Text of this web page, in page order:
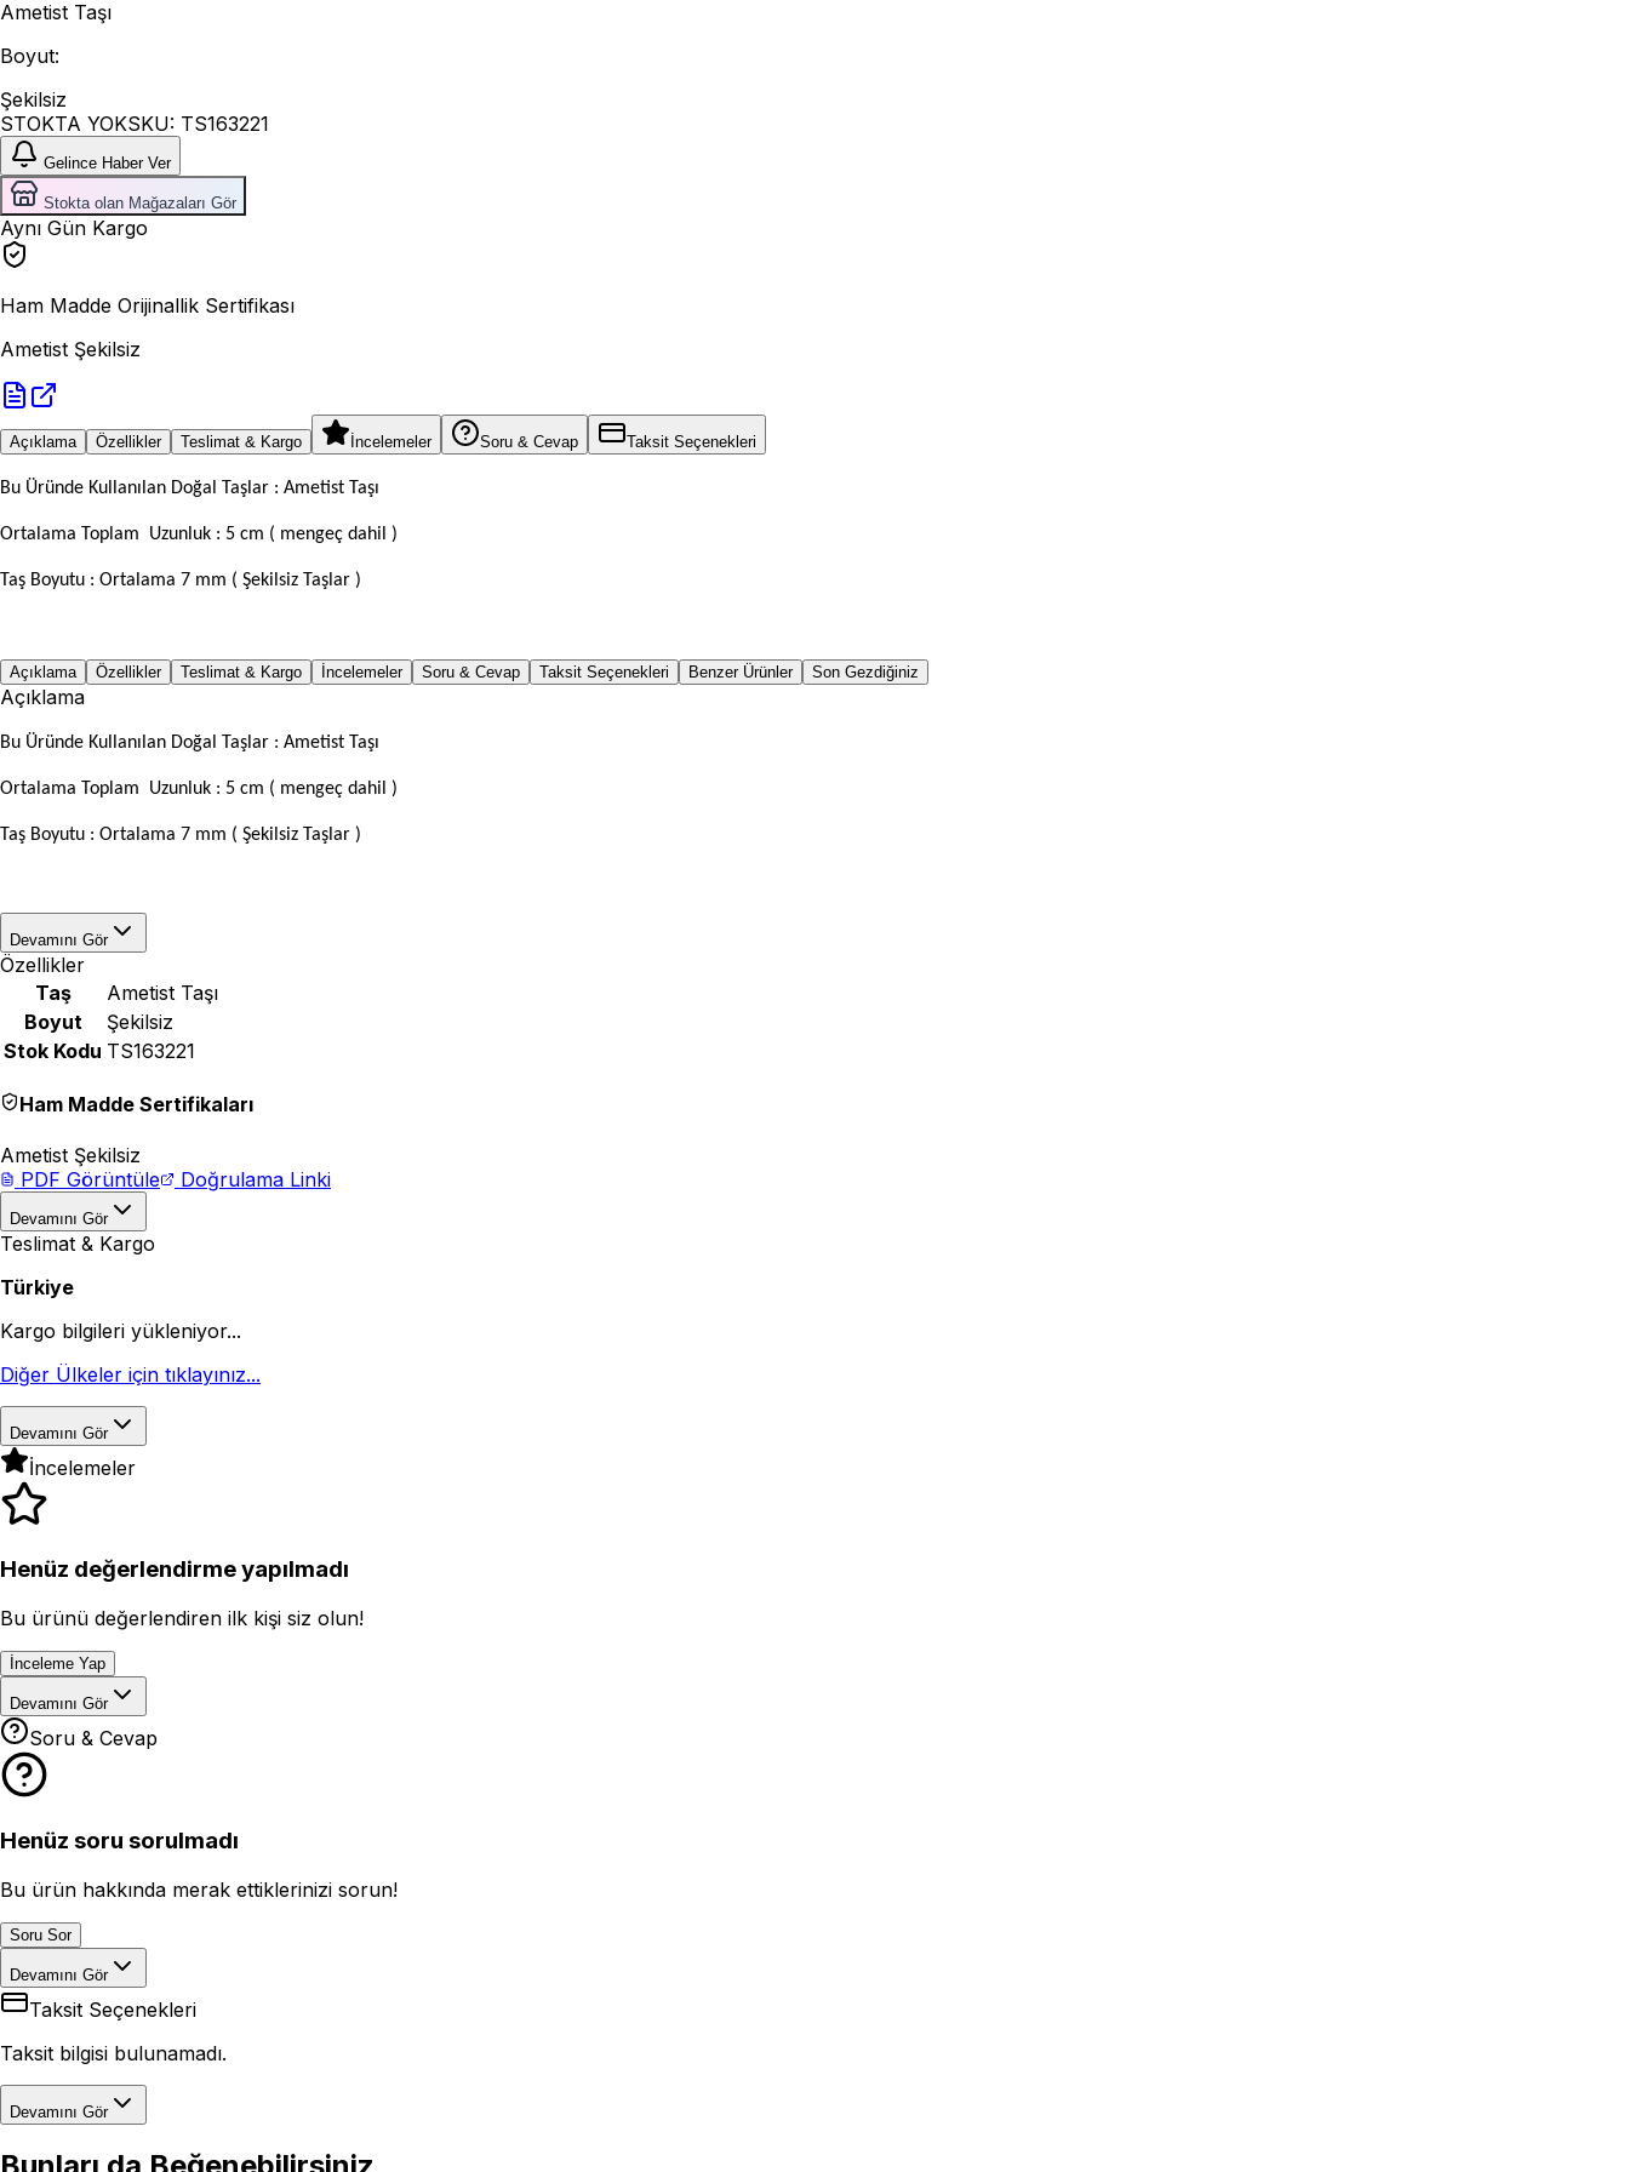
Ametist Taşı
Boyut:
Şekilsiz
STOKTA YOKSKU: TS163221
Gelince Haber Ver
Stokta olan Mağazaları Gör
Aynı Gün Kargo
Ham Madde Orijinallik Sertifikası
Ametist Şekilsiz
Açıklama Özellikler Teslimat & Kargo İncelemeler Soru & Cevap Taksit Seçenekleri
Bu Üründe Kullanılan Doğal Taşlar : Ametist Taşı
Ortalama Toplam Uzunluk : 5 cm ( mengeç dahil )
Taş Boyutu : Ortalama 7 mm ( Şekilsiz Taşlar )
Açıklama Özellikler Teslimat & Kargo İncelemeler Soru & Cevap Taksit Seçenekleri Benzer Ürünler Son Gezdiğiniz
Açıklama
Bu Üründe Kullanılan Doğal Taşlar : Ametist Taşı
Ortalama Toplam Uzunluk : 5 cm ( mengeç dahil )
Taş Boyutu : Ortalama 7 mm ( Şekilsiz Taşlar )
Devamını Gör
Özellikler
Taş
Ametist Taşı
Boyut
Şekilsiz
Stok Kodu TS163221
Ham Madde Sertifikaları
Ametist Şekilsiz
PDF Görüntüle
Doğrulama Linki
Devamını Gör
Teslimat & Kargo
Türkiye
Kargo bilgileri yükleniyor...
Diğer Ülkeler için tıklayınız...
Devamını Gör
İncelemeler
Henüz değerlendirme yapılmadı
Bu ürünü değerlendiren ilk kişi siz olun!
İnceleme Yap
Devamını Gör
Soru & Cevap
Henüz soru sorulmadı
Bu ürün hakkında merak ettiklerinizi sorun!
Soru Sor
Devamını Gör
Taksit Seçenekleri
Taksit bilgisi bulunamadı.
Devamını Gör